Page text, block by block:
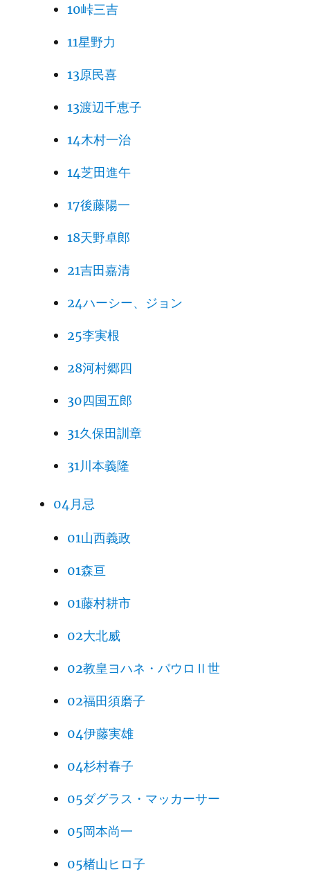
10峠三吉
11星野力
13原民喜
13渡辺千恵子
14木村一治
14芝田進午
17後藤陽一
18天野卓郎
21吉田嘉清
24ハーシー、ジョン
25李実根
28河村郷四
30四国五郎
31久保田訓章
31川本義隆
04月忌
01山西義政
01森亘
01藤村耕市
02大北威
02教皇ヨハネ・パウロⅡ世
02福田須磨子
04伊藤実雄
04杉村春子
05ダグラス・マッカーサー
05岡本尚一
05楮山ヒロ子